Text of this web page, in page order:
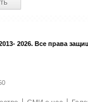
2026. Все права